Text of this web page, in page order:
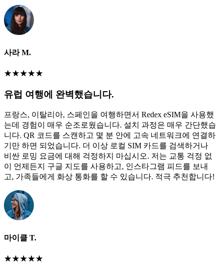
사라 M.
★★★★★
유럽 여행에 완벽했습니다.
프랑스, 이탈리아, 스페인을 여행하면서 Redex eSIM을 사용했
는데 경험이 매우 순조로웠습니다. 설치 과정은 매우 간단했습
니다. QR 코드를 스캔하고 몇 분 안에 고속 네트워크에 연결하
기만 하면 되었습니다. 더 이상 로컬 SIM 카드를 검색하거나
비싼 로밍 요금에 대해 걱정하지 마십시오. 저는 교통 걱정 없
이 언제든지 구글 지도를 사용하고, 인스타그램 피드를 보내
고, 가족들에게 화상 통화를 할 수 있습니다. 적극 추천합니다!
마이클 T.
★★★★★